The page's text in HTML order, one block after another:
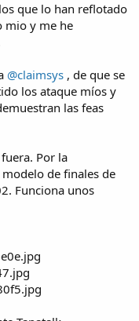
que lo han reflotado
mio y me he
@claimsys , de que se
los ataque míos y
las feas
Por la
de finales de
Funciona unos